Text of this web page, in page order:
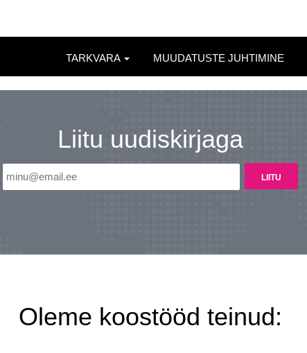
TARKVARA MUUDATUSTE JUHTIMINE
Liitu uudiskirjaga
Oleme koostööd teinud: